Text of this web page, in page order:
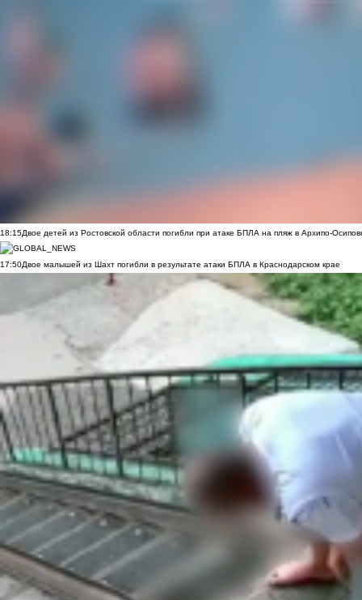
18:15Двое детей из Ростовской области погибли при атаке БПЛА на пляж в Архипо-
17:50Двое малышей из Шахт погибли в результате атаки БПЛА в Краснодарском крае